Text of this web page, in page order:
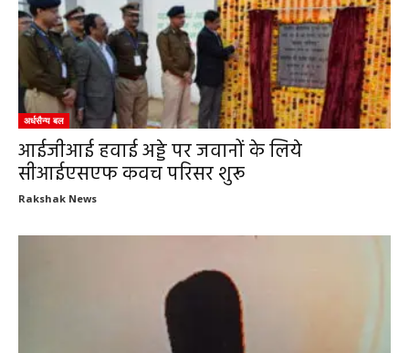
अर्धसैन्य बल
आईजीआई हवाई अड्डे पर जवानों के लिये
सीआईएसएफ कवच परिसर शुरू
Rakshak News